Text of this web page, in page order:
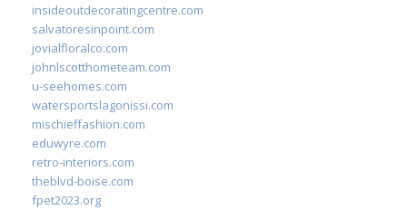
insideoutdecoratingcentre.com
salvatoresinpoint.com
jovialfloralco.com
johnlscotthometeam.com
u-seehomes.com
watersportslagonissi.com
mischieffashion.com
eduwyre.com
retro-interiors.com
theblvd-boise.com
fpet2023.org